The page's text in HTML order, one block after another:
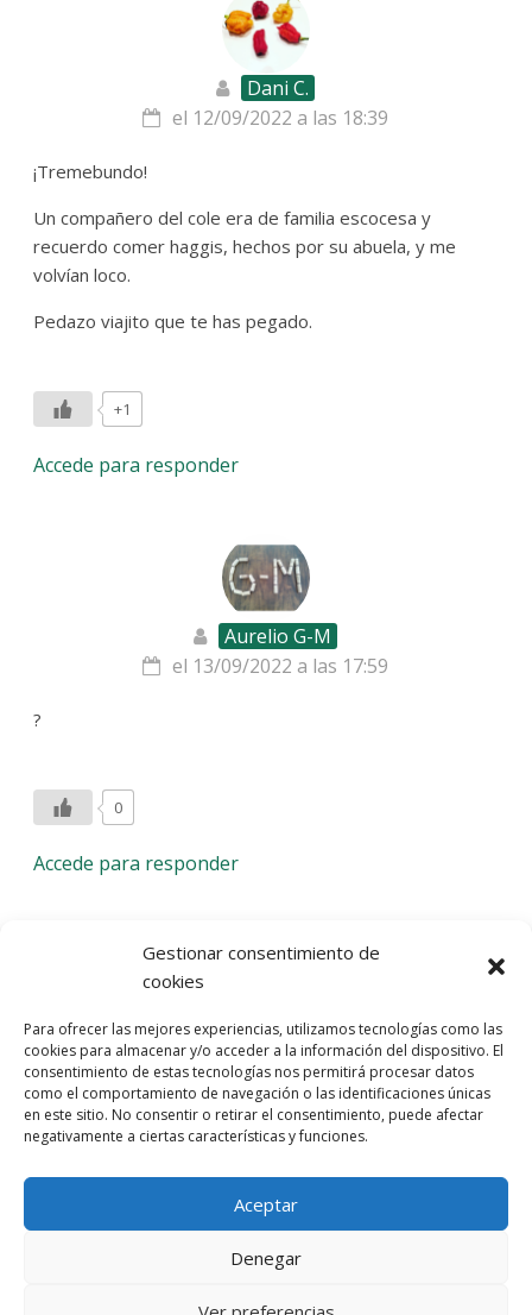
Gestionar consentimiento de
cookies
Para ofrecer las mejores experiencias, utilizamos tecnologías como las
cookies para almacenar y/o acceder a la información del dispositivo. El
consentimiento de estas tecnologías nos permitirá procesar datos
como el comportamiento de navegación o las identificaciones únicas
en este sitio. No consentir o retirar el consentimiento, puede afectar
negativamente a ciertas características y funciones.
Aceptar
Denegar
Dani C.
el 12/09/2022 a las 18:39
¡Tremebundo!
Un compañero del cole era de familia escocesa y
recuerdo comer haggis, hechos por su abuela, y me
volvían loco.
Pedazo viajito que te has pegado.
+1
Accede para responder
Aurelio G-M
el 13/09/2022 a las 17:59
?
0
Accede para responder
Deja una respuesta
comentario.
Entra con tu red social
He leído y acepto laPolítica de Privacidad